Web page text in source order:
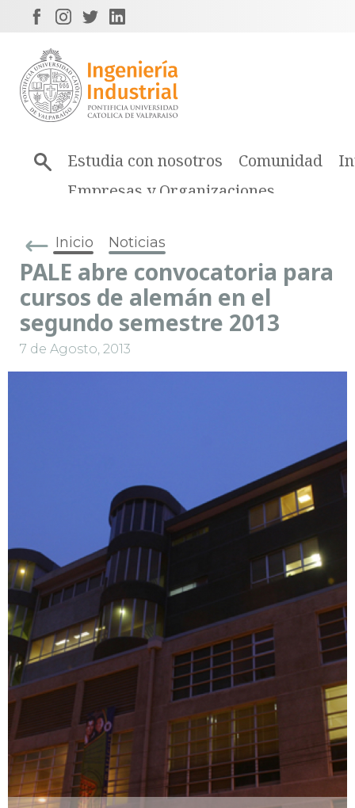
Estudia con nosotros Comunidad
Empresas y Organizaciones
Inicio Noticias
PALE abre convocatoria para
cursos de alemán en el
segundo semestre 2013
7 de Agosto, 2013